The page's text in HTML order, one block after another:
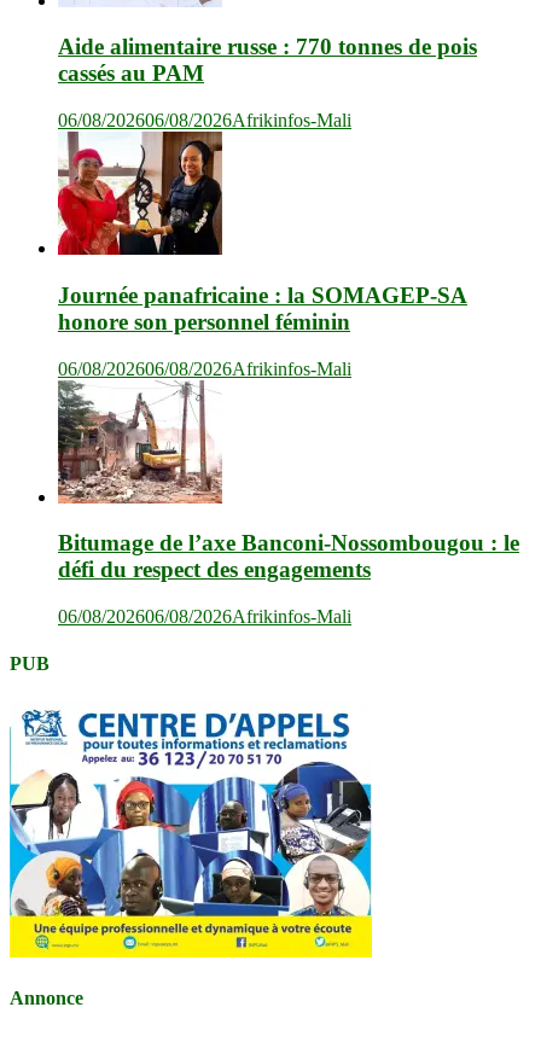
Aide alimentaire russe : 770 tonnes de pois
cassés au PAM
06/08/202606/08/2026Afrikinfos-Mali
Journée panafricaine : la SOMAGEP-SA
honore son personnel féminin
06/08/202606/08/2026Afrikinfos-Mali
Bitumage de l’axe Banconi-Nossombougou : le
défi du respect des engagements
06/08/202606/08/2026Afrikinfos-Mali
PUB
Annonce